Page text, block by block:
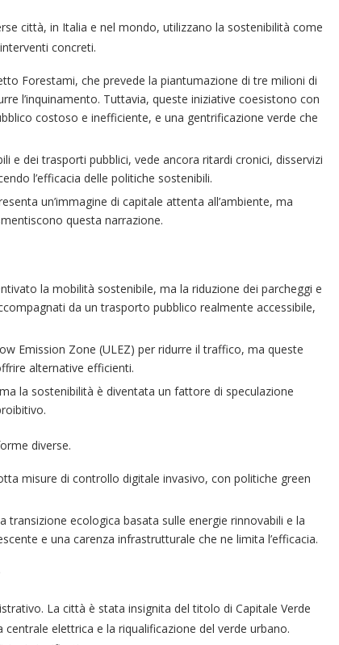
città, in Italia e nel mondo, utilizzano la sostenibilità come
concreti.
Forestami, che prevede la piantumazione di tre milioni di
l’inquinamento. Tuttavia, queste iniziative coesistono con
costoso e inefficiente, e una gentrificazione verde che
e dei trasporti pubblici, vede ancora ritardi cronici, disservizi
l’efficacia delle politiche sostenibili.
un’immagine di capitale attenta all’ambiente, ma
questa narrazione.
la mobilità sostenibile, ma la riduzione dei parcheggi e
da un trasporto pubblico realmente accessibile,
Emission Zone (ULEZ) per ridurre il traffico, ma queste
alternative efficienti.
la sostenibilità è diventata un fattore di speculazione
diverse.
misure di controllo digitale invasivo, con politiche green
transizione ecologica basata sulle energie rinnovabili e la
e una carenza infrastrutturale che ne limita l’efficacia.
La città è stata insignita del titolo di Capitale Verde
elettrica e la riqualificazione del verde urbano.